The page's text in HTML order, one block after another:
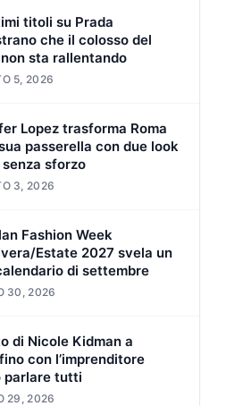
titoli su Prada
che il colosso del
sta rallentando
5, 2026
Lopez trasforma Roma
passerella con due look
sforzo
3, 2026
Fashion Week
Estate 2027 svela un
di settembre
30, 2026
di Nicole Kidman a
con l’imprenditore
parlare tutti
29, 2026